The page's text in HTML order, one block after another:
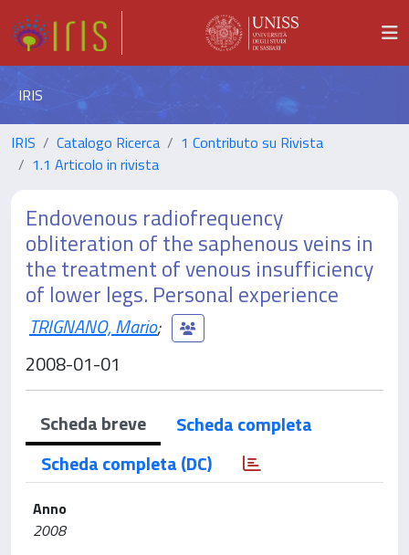
IRIS
IRIS Catalogo Ricerca
1 Contributo su Rivista
1.1 Articolo in rivista
Endovenous radiofrequency
obliteration of the saphenous veins in
the treatment of venous insufficiency
of lower legs. Personal experience
TRIGNANO, Mario;
2008-01-01
Scheda breve
Scheda completa
Scheda completa (DC)
Anno
2008